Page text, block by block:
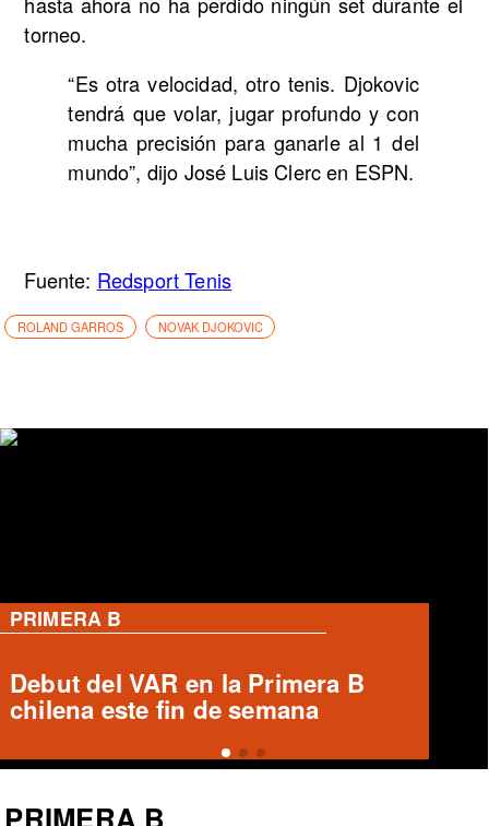
torneo.
“Es otra velocidad, otro tenis. Djokovic
tendrá que volar, jugar profundo y con
mucha precisión para ganarle al 1 del
mundo”, dijo José Luis Clerc en ESPN.
Fuente: Redsport Tenis
ROLAND GARROS NOVAK DJOKOVIC
PRIMERA B
Ronald Fuentes habla sobre caso
Enzo Riquelme y Ángelo Araos